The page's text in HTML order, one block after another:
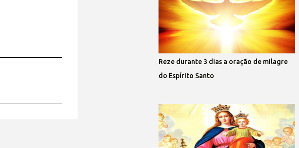
Reze durante 3 dias a oração de milagre
do Espírito Santo